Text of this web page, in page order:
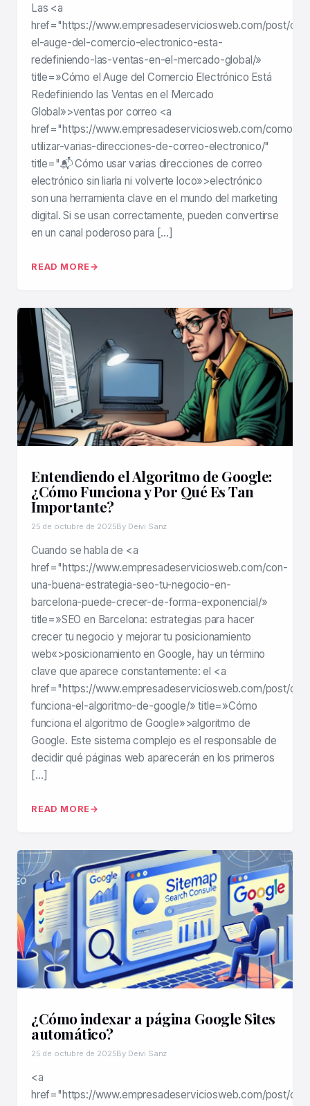
Las <a
href="https://www.empresadeserviciosweb.com/post/
el-auge-del-comercio-electronico-esta-
redefiniendo-las-ventas-en-el-mercado-global/»
title=»Cómo el Auge del Comercio Electrónico Está
Redefiniendo las Ventas en el Mercado
Global»>ventas por correo <a
href="https://www.empresadeserviciosweb.com/como-
utilizar-varias-direcciones-de-correo-electronico/"
title="📬 Cómo usar varias direcciones de correo
electrónico sin liarla ni volverte loco»>electrónico
son una herramienta clave en el mundo del marketing
digital. Si se usan correctamente, pueden convertirse
en un canal poderoso para […]
READ MORE
Entendiendo el Algoritmo de Google:
¿Cómo Funciona y Por Qué Es Tan
Importante?
25 de octubre de 2025By Deivi Sanz
Cuando se habla de <a
href="https://www.empresadeserviciosweb.com/con-
una-buena-estrategia-seo-tu-negocio-en-
barcelona-puede-crecer-de-forma-exponencial/»
title=»SEO en Barcelona: estrategias para hacer
crecer tu negocio y mejorar tu posicionamiento
web«>posicionamiento en Google, hay un término
clave que aparece constantemente: el <a
href="https://www.empresadeserviciosweb.com/post/
funciona-el-algoritmo-de-google/» title=»Cómo
funciona el algoritmo de Google»>algoritmo de
Google. Este sistema complejo es el responsable de
decidir qué páginas web aparecerán en los primeros
[…]
READ MORE
¿Cómo indexar a página Google Sites
automático?
25 de octubre de 2025By Deivi Sanz
<a
href="https://www.empresadeserviciosweb.com/post/